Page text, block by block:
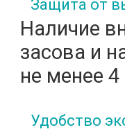
Защита от
Наличие
засова и
не менее
Удобство